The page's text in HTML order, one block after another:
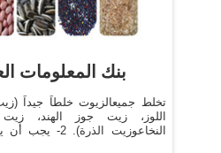
بنك المعلومات
اللوز، زيت جوز الهند،
النخاعوزيت